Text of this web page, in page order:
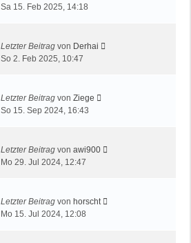
Sa 15. Feb 2025, 14:18
Letzter Beitrag von Derhai
So 2. Feb 2025, 10:47
Letzter Beitrag von Ziege
So 15. Sep 2024, 16:43
Letzter Beitrag von awi900
Mo 29. Jul 2024, 12:47
Letzter Beitrag von horscht
Mo 15. Jul 2024, 12:08